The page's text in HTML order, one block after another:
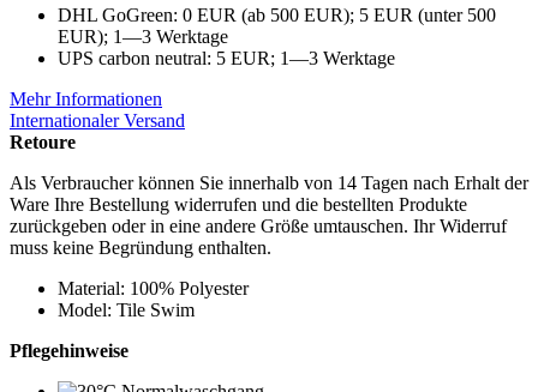
DHL GoGreen: 0 EUR (ab 500 EUR); 5 EUR (unter 500
EUR); 1—3 Werktage
UPS carbon neutral: 5 EUR; 1—3 Werktage
Mehr Informationen
Internationaler Versand
Retoure
Als Verbraucher können Sie innerhalb von 14 Tagen nach Erhalt der
Ware Ihre Bestellung widerrufen und die bestellten Produkte
zurückgeben oder in eine andere Größe umtauschen. Ihr Widerruf
muss keine Begründung enthalten.
Material: 100% Polyester
Model: Tile Swim
Pflegehinweise